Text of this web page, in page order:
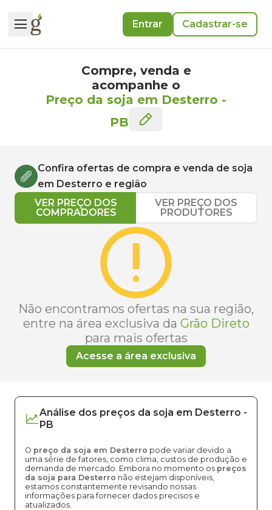
Entrar Cadastrar-se
Compre, venda e
acompanhe o
Preço da soja em Desterro -
PB
Confira ofertas de compra e venda de soja
em Desterro e região
VER PREÇO DOS
COMPRADORES
VER PREÇO DOS
PRODUTORES
Não encontramos ofertas na sua região,
entre na área exclusiva da Grão Direto
para mais ofertas
Acesse a área exclusiva
Análise dos preços da soja em Desterro -
PB
O preço da soja em Desterro pode variar devido a
uma série de fatores, como clima, custos de produção e
demanda de mercado. Embora no momento os preços
da soja para Desterro não estejam disponíveis,
estamos constantemente revisando nossas
informações para fornecer dados precisos e
atualizados.